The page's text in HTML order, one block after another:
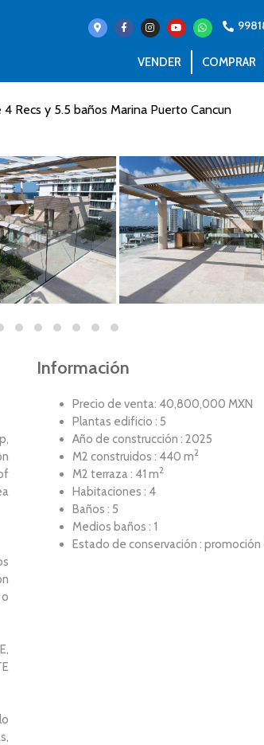
VENDER COMPRAR
Recs y 5.5 baños Marina Puerto Cancun
Información
Precio de venta: 40,800,000 MXN
Plantas edificio : 5
Año de construcción : 2025
M2 construidos : 440 m2
M2 terraza : 41 m2
Habitaciones : 4
Baños : 5
Medios baños : 1
Estado de conservación : promoción